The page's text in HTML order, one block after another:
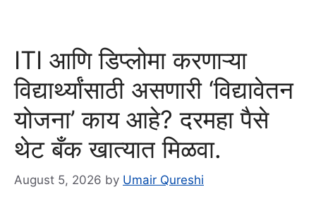
ITI आणि डिप्लोमा करणाऱ्या
विद्यार्थ्यांसाठी असणारी ‘विद्यावेतन
योजना’ काय आहे? दरमहा पैसे
थेट बँक खात्यात मिळवा.
August 5, 2026 by Umair Qureshi